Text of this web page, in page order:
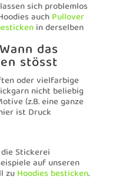
sich problemlos
auchPullover
in derselben
das
stösst
oder vielfarbige
nicht beliebig
(z.B. eine ganze
ist Druck
Stickerei
auf unseren
zuHoodies besticken.